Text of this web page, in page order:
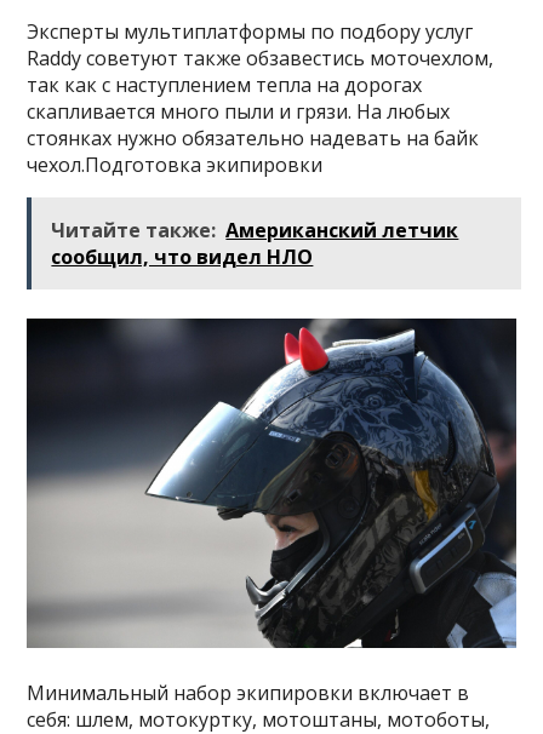
Эксперты мультиплатформы по подбору услуг
Raddy советуют также обзавестись моточехлом,
так как с наступлением тепла на дорогах
скапливается много пыли и грязи. На любых
стоянках нужно обязательно надевать на байк
чехол.Подготовка экипировки
Читайте также: Американский летчик
сообщил, что видел НЛО
Минимальный набор экипировки включает в
себя: шлем, мотокуртку, мотоштаны, мотоботы,